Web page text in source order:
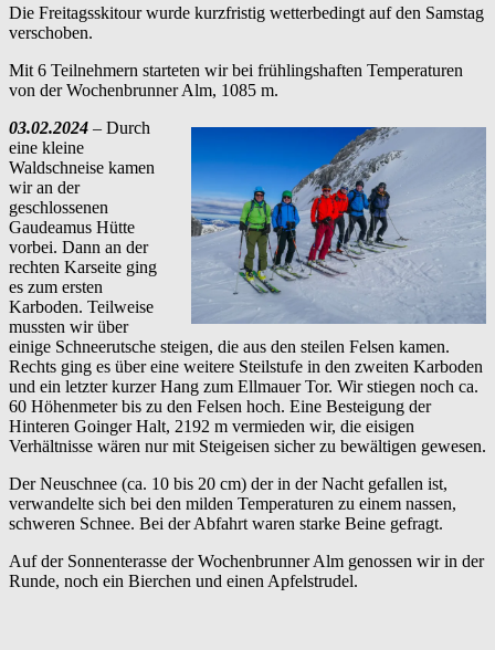
Die Freitagsskitour wurde kurzfristig wetterbedingt auf den Samstag
verschoben.
Mit 6 Teilnehmern starteten wir bei frühlingshaften Temperaturen
von der Wochenbrunner Alm, 1085 m.
03.02.2024 – Durch
eine kleine
Waldschneise kamen
wir an der
geschlossenen
Gaudeamus Hütte
vorbei. Dann an der
rechten Karseite ging
es zum ersten
Karboden. Teilweise
mussten wir über
einige Schneerutsche steigen, die aus den steilen Felsen kamen.
Rechts ging es über eine weitere Steilstufe in den zweiten Karboden
und ein letzter kurzer Hang zum Ellmauer Tor. Wir stiegen noch ca.
60 Höhenmeter bis zu den Felsen hoch. Eine Besteigung der
Hinteren Goinger Halt, 2192 m vermieden wir, die eisigen
Verhältnisse wären nur mit Steigeisen sicher zu bewältigen gewesen.
Der Neuschnee (ca. 10 bis 20 cm) der in der Nacht gefallen ist,
verwandelte sich bei den milden Temperaturen zu einem nassen,
schweren Schnee. Bei der Abfahrt waren starke Beine gefragt.
Auf der Sonnenterasse der Wochenbrunner Alm genossen wir in der
Runde, noch ein Bierchen und einen Apfelstrudel.